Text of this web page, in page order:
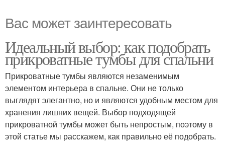
Вас может заинтересовать
Идеальный выбор: как подобрать
прикроватные тумбы для спальни
Прикроватные тумбы являются незаменимым
элементом интерьера в спальне. Они не только
выглядят элегантно, но и являются удобным местом для
хранения лишних вещей. Выбор подходящей
прикроватной тумбы может быть непростым, поэтому в
этой статье мы расскажем, как правильно её подобрать.